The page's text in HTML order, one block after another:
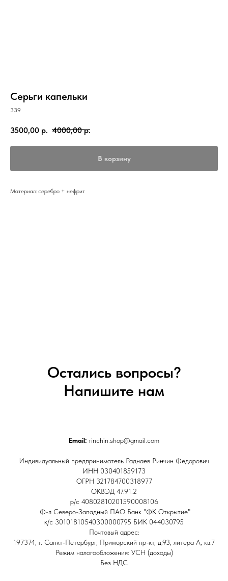
Серьги капельки
339
3500,00 р. 4000,00 р.
В корзину
Материал: серебро + нефрит
Остались вопросы?
Напишите нам
Email: rinchin.shop@gmail.com
Индивидуальный предприниматель Раднаев Ринчин Федорович
ИНН 030401859173
ОГРН 321784700318977
ОКВЭД 47.91.2
р/с 40802810201590008106
Ф-л Северо-Западный ПАО Банк "ФК Открытие"
к/с 30101810540300000795 БИК 044030795
Почтовый адрес:
197374, г. Санкт-Петербург, Приморский пр-кт, д.93, литера А, кв.7
Режим налогообложения: УСН (доходы)
Без НДС